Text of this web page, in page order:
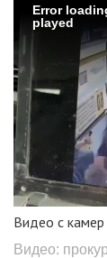
Error
played
Видео с камер
Видео: